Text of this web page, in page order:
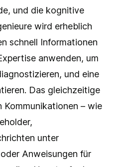
und die kognitive
wird erheblich
schnell Informationen
anwenden, um
und eine
Das gleichzeitige
Kommunikationen – wie
unter
Anweisungen für